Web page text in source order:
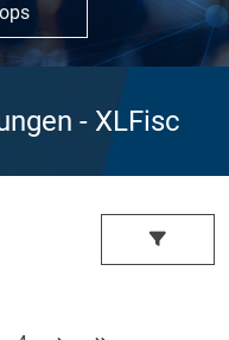
- XLFisc